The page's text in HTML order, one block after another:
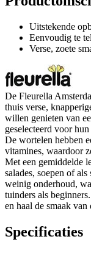
Uitstekende
Eenvoudig te
Verse, zoete
De Fleurella
thuis verse,
willen genieten van
geselecteerd voor
De wortelen hebben
vitamines, waardoor
Met een gemiddelde
salades, soepen of
weinig onderhoud,
tuinders als
en haal de smaak
Specificaties